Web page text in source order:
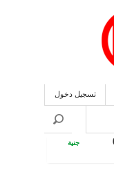
تسجيل دخول
جنية